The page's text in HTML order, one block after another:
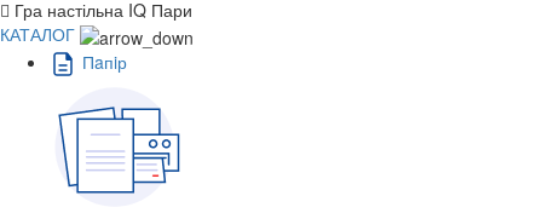
Гра настільна IQ Пари
КАТАЛОГ
Пaпiр